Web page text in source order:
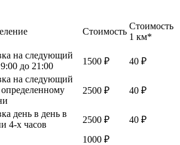
Стоимость
Стоимость
1 км*
на следующий
до 21:00
1500 ₽ 40 ₽
на следующий
определенному
2500 ₽ 40 ₽
день в день в
4-х часов
2500 ₽
40 ₽
1000 ₽